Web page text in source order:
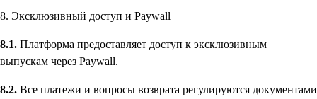
8. Эксклюзивный доступ и Paywall
8.1. Платформа предоставляет доступ к эксклюзивным
выпускам через Paywall.
8.2. Все платежи и вопросы возврата регулируются документами